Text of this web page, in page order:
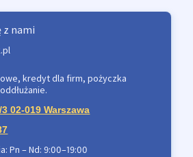
z nami
kredyt dla firm, pożyczka
02-019 Warszawa
Pn – Nd: 9:00–19:00